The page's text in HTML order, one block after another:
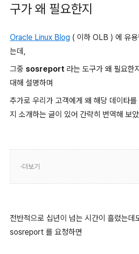
구가 왜 필요한지
Oracle Linux Blog ( 이하 OLB ) 에 유
는데,
그중 sosreport 라는 도구가 왜 필요한
대해 설명하며
추가로 우리가 고객에게 왜 해당 데이타
지 소개하는 글이 있어 간략히 번역해 보
더보기
전반적으로 십년이 넘는 시간이 흘렀는데
sosreport 를 요청하면